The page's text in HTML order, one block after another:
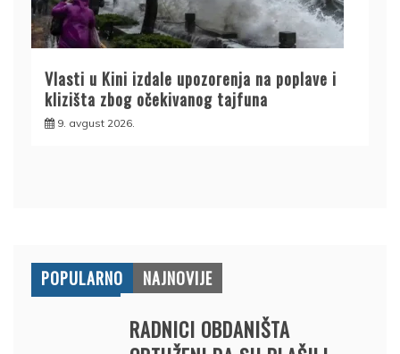
Vlasti u Kini izdale upozorenja na poplave i
klizišta zbog očekivanog tajfuna
9. avgust 2026.
POPULARNO NAJNOVIJE
RADNICI OBDANIŠTA